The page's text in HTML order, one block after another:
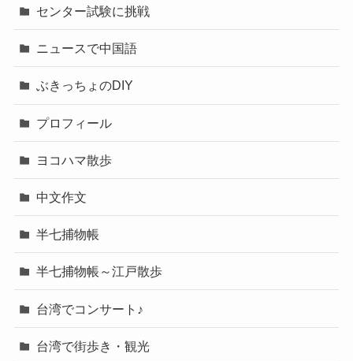
センター試験に挑戦
ニュースで中国語
ぶきっちょのDIY
プロフィール
ヨコハマ散歩
中文作文
半七捕物帳
半七捕物帳～江戸散歩
台湾でコンサート♪
台湾で街歩き・観光